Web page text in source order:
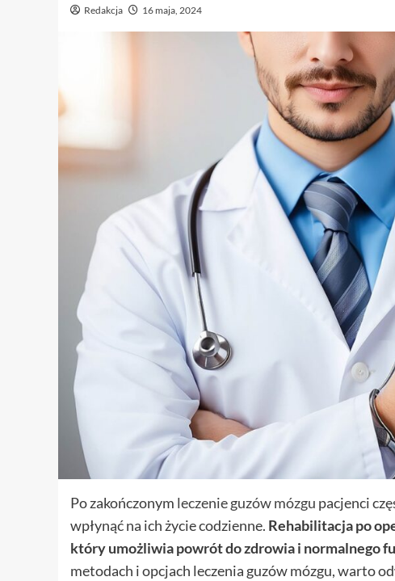
Redakcja 16 maja, 2024
Po zakończonym leczenie guzów mózgu pacjenci
wpłynąć na ich życie codzienne. Rehabilitacja po
który umożliwia powrót do zdrowia i normalnego
metodach i opcjach leczenia guzów mózgu, warto